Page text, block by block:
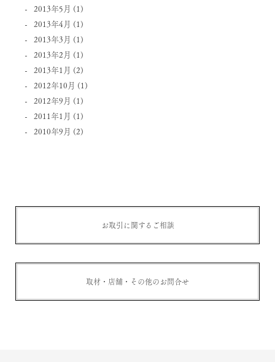
2013年5月 (1)
2013年4月 (1)
2013年3月 (1)
2013年2月 (1)
2013年1月 (2)
2012年10月 (1)
2012年9月 (1)
2011年1月 (1)
2010年9月 (2)
お取引に関するご相談
取材・店舗・その他のお問合せ